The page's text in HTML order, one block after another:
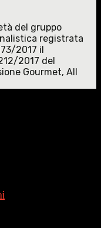
del gruppo
registrata
2017 il
2017 del
Gourmet, All